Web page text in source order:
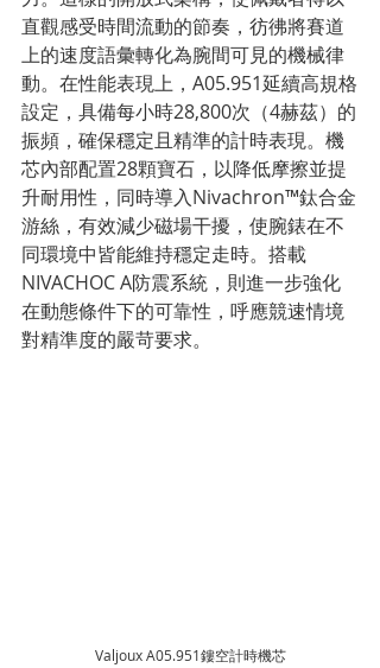
直觀感受時間流動的節奏，彷彿將賽道
上的速度語彙轉化為腕間可見的機械律
動。在性能表現上，A05.951延續高規格
設定，具備每小時28,800次（4赫茲）的
振頻，確保穩定且精準的計時表現。機
芯內部配置28顆寶石，以降低摩擦並提
升耐用性，同時導入Nivachron™鈦合金
游絲，有效減少磁場干擾，使腕錶在不
同環境中皆能維持穩定走時。搭載
NIVACHOC A防震系統，則進一步強化
在動態條件下的可靠性，呼應競速情境
對精準度的嚴苛要求。
Valjoux A05.951鏤空計時機芯